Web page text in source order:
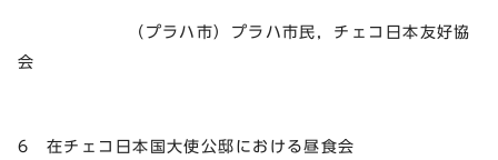
（プラハ市）プラハ市民，チェコ日本友好協
会
6 在チェコ日本国大使公邸における昼食会